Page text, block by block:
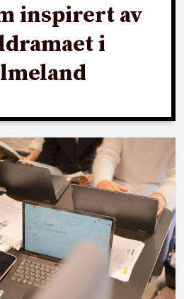
inspirert av
i